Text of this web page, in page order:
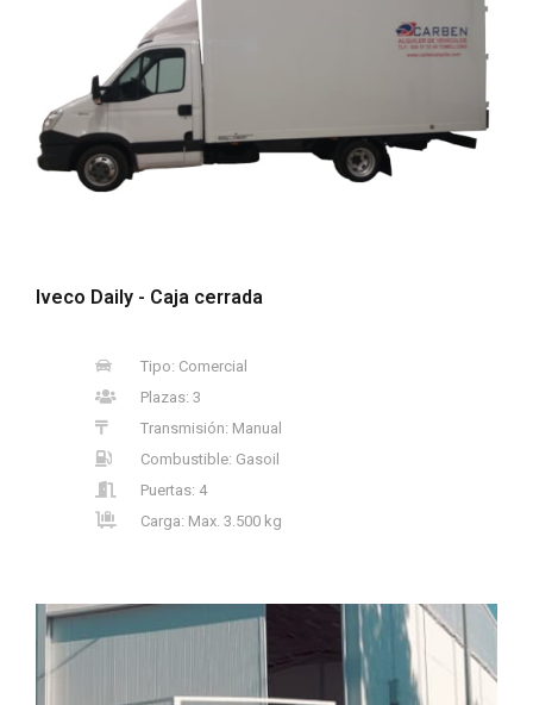
Iveco Daily - Caja cerrada
Tipo: Comercial
Plazas: 3
Transmisión: Manual
Combustible: Gasoil
Puertas: 4
Carga: Max. 3.500 kg